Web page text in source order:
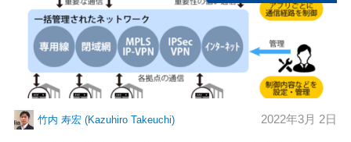
竹内 寿宏 (Kazuhiro Takeuchi) 2022年3月 2日